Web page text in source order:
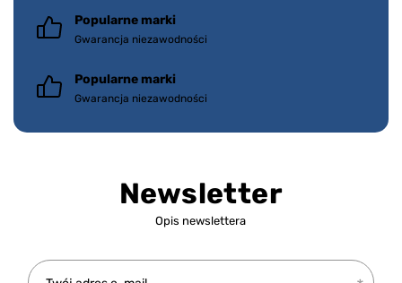
Popularne marki
Gwarancja niezawodności
Popularne marki
Gwarancja niezawodności
Newsletter
Opis newslettera